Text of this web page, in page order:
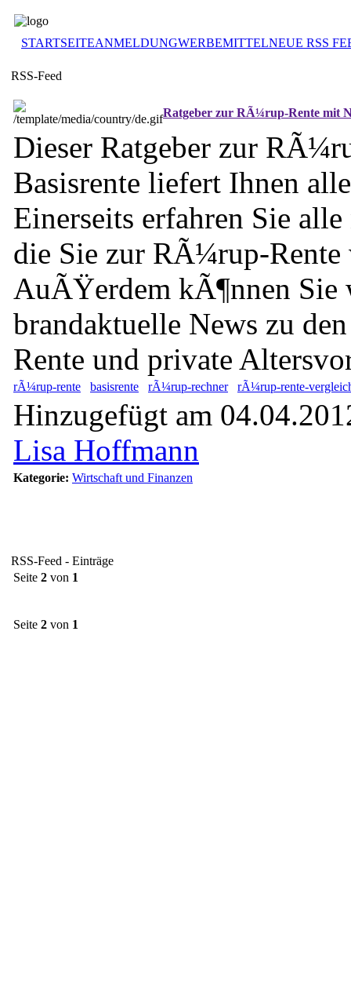
STARTSEITEANMELDUNGWERBEMITTELNEUE RSS
RSS-Feed
Ratgeber zur RÃ¼rup-Rente mit
Dieser Ratgeber zur
Basisrente liefert Ihnen
Einerseits erfahren Sie
die Sie zur RÃ¼rup-Rente
AuÃŸerdem kÃ¶nnen Sie
brandaktuelle News zu
Rente und private
rÃ¼rup-rente basisrente rÃ¼rup-rechner rÃ¼rup-rente-
Hinzugefügt am
Lisa Hoffmann
Kategorie: Wirtschaft und Finanzen
RSS-Feed - Einträge
Seite 2 von 1
Seite 2 von 1